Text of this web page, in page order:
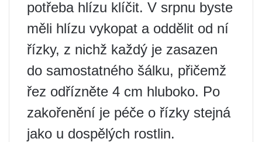
potřeba hlízu klíčit. V srpnu byste
měli hlízu vykopat a oddělit od ní
řízky, z nichž každý je zasazen
do samostatného šálku, přičemž
řez odřízněte 4 cm hluboko. Po
zakořenění je péče o řízky stejná
jako u dospělých rostlin.